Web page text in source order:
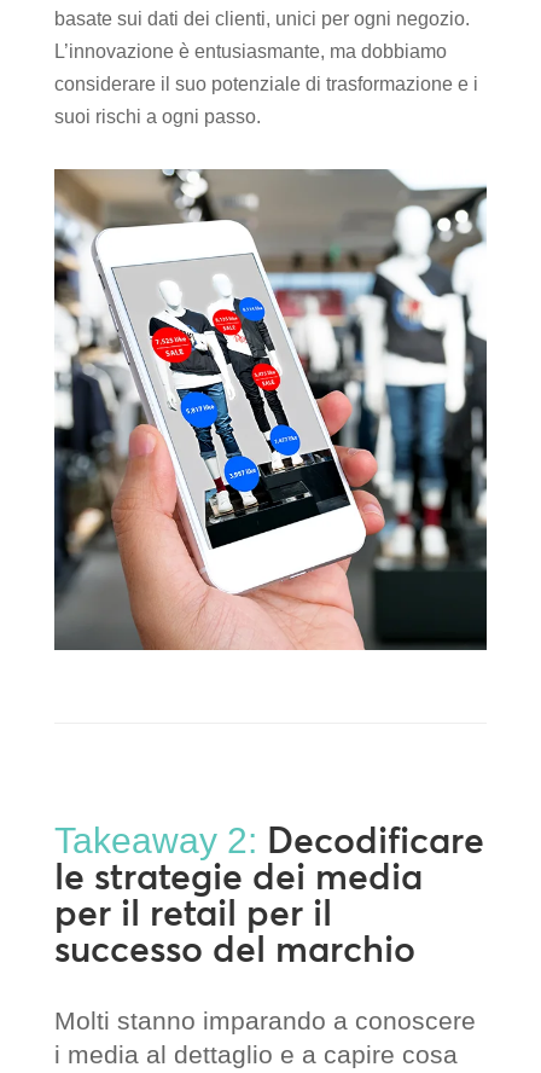
basate sui dati dei clienti, unici per ogni negozio.
L’innovazione è entusiasmante, ma dobbiamo
considerare il suo potenziale di trasformazione e i
suoi rischi a ogni passo.
Takeaway 2: Decodificare
le strategie dei media
per il retail per il
successo del marchio
Molti stanno imparando a conoscere
i media al dettaglio e a capire cosa